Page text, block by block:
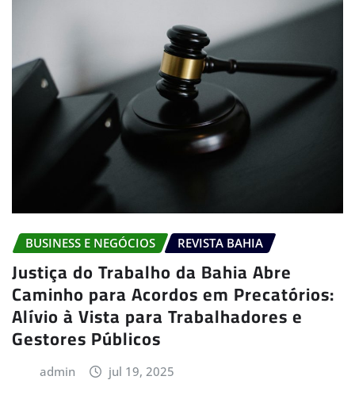
BUSINESS E NEGÓCIOS REVISTA BAHIA
Justiça do Trabalho da Bahia Abre
Caminho para Acordos em Precatórios:
Alívio à Vista para Trabalhadores e
Gestores Públicos
admin jul 19, 2025